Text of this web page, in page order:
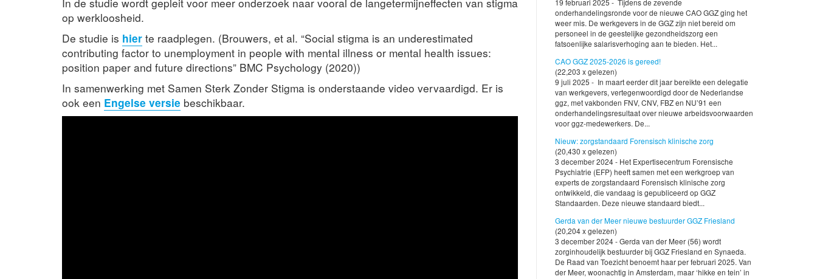
op werkloosheid.
De studie is hier te raadplegen. (Brouwers, et al. “Social stigma is an underestimated
contributing factor to unemployment in people with mental illness or mental health issues:
position paper and future directions” BMC Psychology (2020))
In samenwerking met Samen Sterk Zonder Stigma is onderstaande video vervaardigd. Er is
ook een Engelse versie beschikbaar.
19 februari 2025 - Tijdens de zevende
onderhandelingsronde voor de nieuwe CAO GGZ ging het
weer mis. De werkgevers in de GGZ zijn niet bereid om
personeel in de geestelijke gezondheidszorg een
fatsoenlijke salarisverhoging aan te bieden. Het...
CAO GGZ 2025-2026 is gereed!
(22,203 x gelezen)
9 juli 2025 - In maart eerder dit jaar bereikte een delegatie
van werkgevers, vertegenwoordigd door de Nederlandse
ggz, met vakbonden FNV, CNV, FBZ en NU’91 een
onderhandelingsresultaat over nieuwe arbeidsvoorwaarden
voor ggz-medewerkers. De...
Nieuw: zorgstandaard Forensisch klinische zorg
(20,430 x gelezen)
3 december 2024 - Het Expertisecentrum Forensische
Psychiatrie (EFP) heeft samen met een werkgroep van
experts de zorgstandaard Forensisch klinische zorg
ontwikkeld, die vandaag is gepubliceerd op GGZ
Standaarden. Deze nieuwe standaard biedt...
Gerda van der Meer nieuwe bestuurder GGZ Friesland
(20,204 x gelezen)
3 december 2024 - Gerda van der Meer (56) wordt
zorginhoudelijk bestuurder bij GGZ Friesland en Synaeda.
De Raad van Toezicht benoemt haar per februari 2025. Van
der Meer, woonachtig in Amsterdam, maar ‘hikke en tein’ in